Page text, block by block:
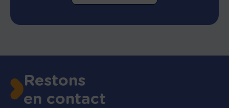
Restons
en contact